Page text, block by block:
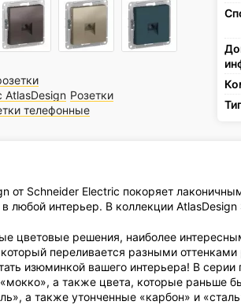
AtlasDesign Розетки
телефонные
от Schneider Electric покоряет
в любой интерьер. В коллекции
цветовые решения, наиболее
переливается разными
изюминкой вашего интерьера! В
а также цвета, которые раньше
а также утонченные «карбон» и